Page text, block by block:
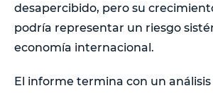
desapercibido, pero su
podría representar un riesgo
economía internacional.
El informe termina con un